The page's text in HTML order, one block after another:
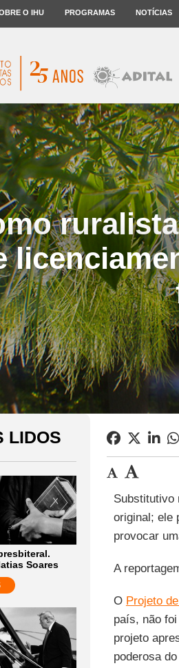
O IHU PROGRAMAS NOTÍCIAS
LIDOS
Soares
Substitutivo
original; ele
provocar
A
O Projeto
país, não
projeto
poderosa